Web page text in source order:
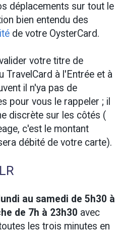
déplacements sur tout le
bien entendu des
de votre OysterCard.
votre titre de
TravelCard à l'Entrée et à
il n'ya pas de
pour vous le rappeler ; il
discrète sur les côtés (
c'est le montant
débité de votre carte).
lundi au samedi de 5h30 à
de 7h à 23h30 avec
les trois minutes en